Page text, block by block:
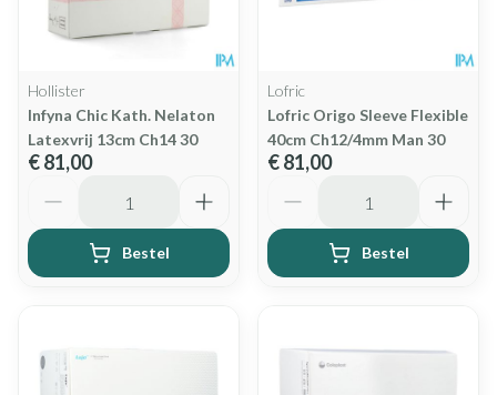
Hollister
Infyna Chic Kath. Nelaton
Latexvrij 13cm Ch14 30
€ 81,00
Bestel
Lofric
Lofric Origo Sleeve Flexible
40cm Ch12/4mm Man 30
€ 81,00
Bestel